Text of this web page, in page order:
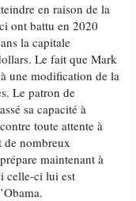
en raison de la
ont battu en 2020
la capitale
Le fait que Mark
une modification de la
Le patron de
sa capacité à
toute attente à
de nombreux
maintenant à
celle-ci lui est